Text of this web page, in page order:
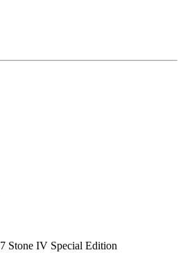
Stone IV Special Edition